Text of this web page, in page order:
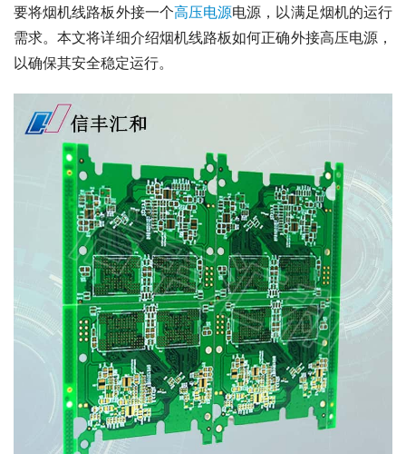
要将烟机线路板外接一个高压电源电源，以满足烟机的运行
需求。本文将详细介绍烟机线路板如何正确外接高压电源，
以确保其安全稳定运行。